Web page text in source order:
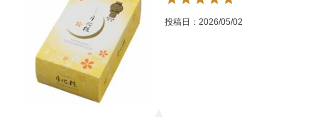
投稿日 2026/05/02